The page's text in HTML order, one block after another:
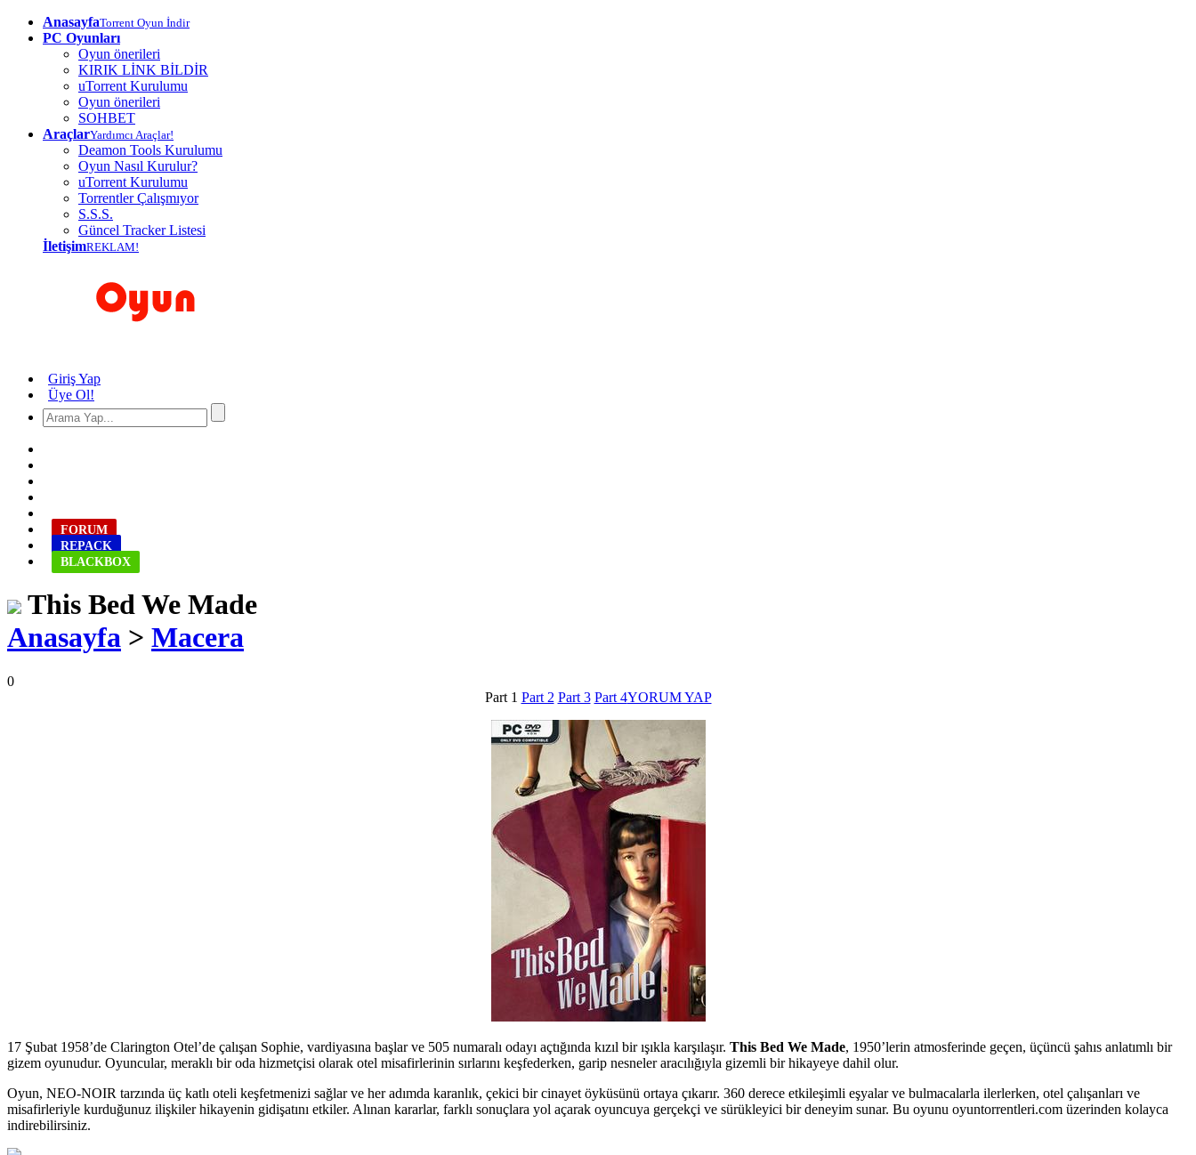
AnasayfaTorrent Oyun İndir
PC Oyunları
Oyun önerileri
KIRIK LİNK BİLDİR
uTorrent Kurulumu
Oyun önerileri
SOHBET
AraçlarYardımcı Araçlar!
Deamon Tools Kurulumu
Oyun Nasıl Kurulur?
uTorrent Kurulumu
Torrentler Çalışmıyor
S.S.S.
Güncel Tracker Listesi
İletişimREKLAM!
Giriş Yap
Üye Ol!
FORUM
REPACK
BLACKBOX
This Bed We Made
Anasayfa > Macera
0
Part 1 Part 2 Part 3 Part 4YORUM YAP
17 Şubat 1958’de Clarington Otel’de çalışan Sophie, vardiyasına başlar ve 505 numaralı odayı açtığında kızıl bir ışıkla karşılaşır. This Bed We Made, 1950’lerin atmosferinde geçen, üçüncü şahıs anlatımlı bir
gizem oyunudur. Oyuncular, meraklı bir oda hizmetçisi olarak otel misafirlerinin sırlarını keşfederken, garip nesneler aracılığıyla gizemli bir hikayeye dahil olur.
Oyun, NEO-NOIR tarzında üç katlı oteli keşfetmenizi sağlar ve her adımda karanlık, çekici bir cinayet öyküsünü ortaya çıkarır. 360 derece etkileşimli eşyalar ve bulmacalarla ilerlerken, otel çalışanları ve
misafirleriyle kurduğunuz ilişkiler hikayenin gidişatını etkiler. Alınan kararlar, farklı sonuçlara yol açarak oyuncuya gerçekçi ve sürükleyici bir deneyim sunar. Bu oyunu oyuntorrentleri.com üzerinden kolayca
indirebilirsiniz.